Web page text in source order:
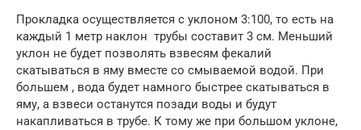
Прокладка осуществляется с уклоном 3:100, то есть на
каждый 1 метр наклон трубы составит 3 см. Меньший
уклон не будет позволять взвесям фекалий
скатываться в яму вместе со смываемой водой. При
большем , вода будет намного быстрее скатываться в
яму, а взвеси останутся позади воды и будут
накапливаться в трубе. К тому же при большом уклоне,